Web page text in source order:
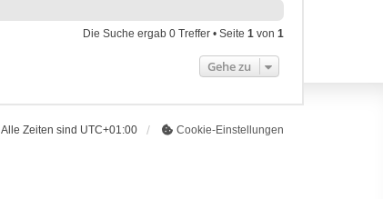
Die Suche ergab 0 Treffer • Seite 1 von 1
Gehe zu
Alle Zeiten sind UTC+01:00 Cookie-Einstellungen